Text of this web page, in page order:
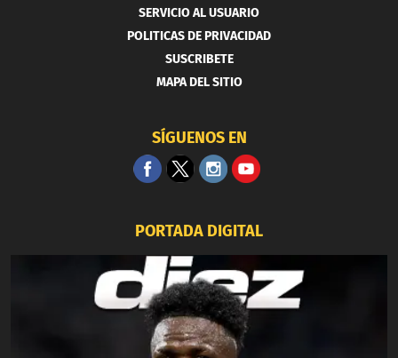
SERVICIO AL USUARIO
POLITICAS DE PRIVACIDAD
SUSCRIBETE
MAPA DEL SITIO
SÍGUENOS EN
PORTADA DIGITAL